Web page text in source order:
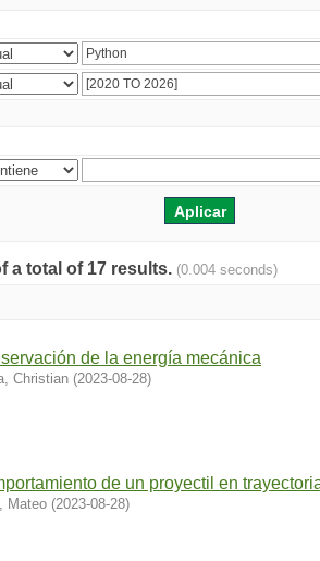
a total of 17 results. (0.004 seconds)
de la energía mecánica
Christian (2023-08-28)
de un proyectil en
Mateo (2023-08-28)